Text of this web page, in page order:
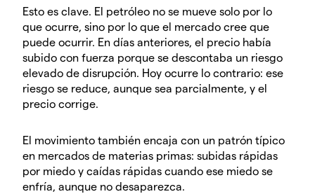
Esto es clave. El petróleo no se mueve solo por lo
que ocurre, sino por lo que el mercado cree que
puede ocurrir. En días anteriores, el precio había
subido con fuerza porque se descontaba un riesgo
elevado de disrupción. Hoy ocurre lo contrario: ese
riesgo se reduce, aunque sea parcialmente, y el
precio corrige.
El movimiento también encaja con un patrón típico
en mercados de materias primas: subidas rápidas
por miedo y caídas rápidas cuando ese miedo se
enfría, aunque no desaparezca.